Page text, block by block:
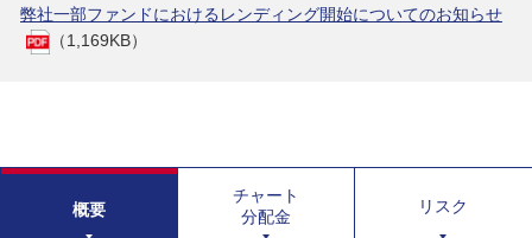
弊社一部ファンドにおけるレンディング開始についてのお知らせ
（1,169KB）
概要
チャート
分配金
リスク